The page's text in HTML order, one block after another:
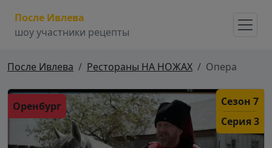
После Ивлева
шоу участники рецепты
После Ивлева Рестораны НА НОЖАХ Опера
Оренбург
Сезон 7
Серия 3